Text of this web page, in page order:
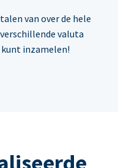
van over de hele
valuta
inzamelen!